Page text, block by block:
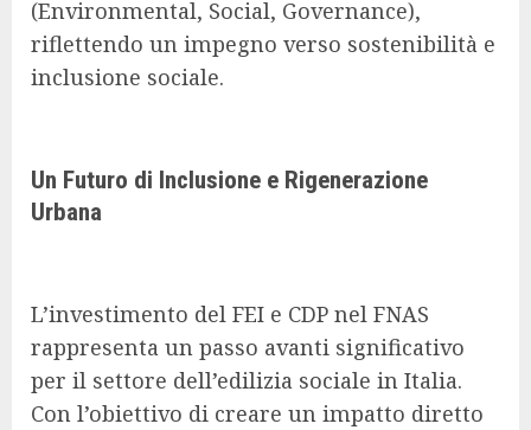
(Environmental, Social, Governance),
riflettendo un impegno verso sostenibilità e
inclusione sociale.
Un Futuro di Inclusione e Rigenerazione
Urbana
L’investimento del FEI e CDP nel FNAS
rappresenta un passo avanti significativo
per il settore dell’edilizia sociale in Italia.
Con l’obiettivo di creare un impatto diretto